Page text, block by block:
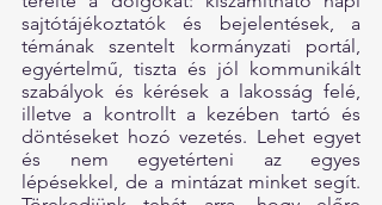
sajtótájékoztatók és bejelentések, a
témának szentelt kormányzati portál,
egyértelmű, tiszta és jól kommunikált
szabályok és kérések a lakosság felé,
illetve a kontrollt a kezében tartó és
döntéseket hozó vezetés. Lehet egyet
és nem egyetérteni az egyes
lépésekkel, de a mintázat minket segít.